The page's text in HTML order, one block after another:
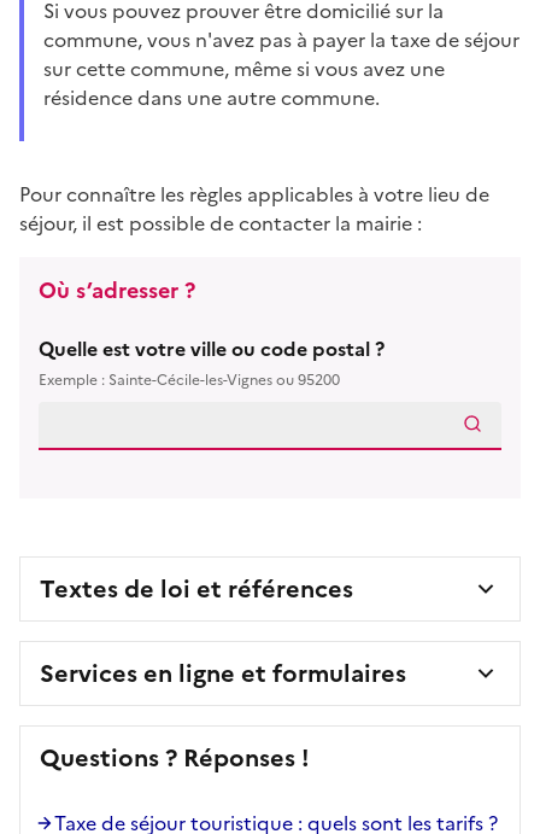
si vous pouvez prouver être domicilié sur la
commune, vous n'avez pas à payer la taxe de séjour
sur cette commune, même si vous avez une
résidence dans une autre commune.
Pour connaître les règles applicables à votre lieu de
séjour, il est possible de contacter la mairie :
Où s’adresser ?
Quelle est votre ville ou code postal ?
Exemple : Sainte-Cécile-les-Vignes ou 95200
Textes de loi et références
Services en ligne et formulaires
Questions ? Réponses !
Taxe de séjour touristique : quels sont les tarifs ?